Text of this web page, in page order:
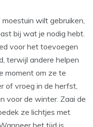
wilt gebruiken,
bij wat je nodig hebt.
voor het toevoegen
terwijl andere helpen
moment om ze te
of vroeg in de herfst,
voor de winter. Zaai de
ze lichtjes met